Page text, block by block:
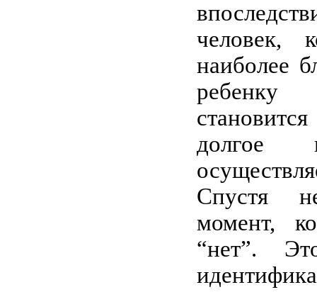
человек,
наиболее
ребенку
долгое
Спустя
момент,
“нет”.